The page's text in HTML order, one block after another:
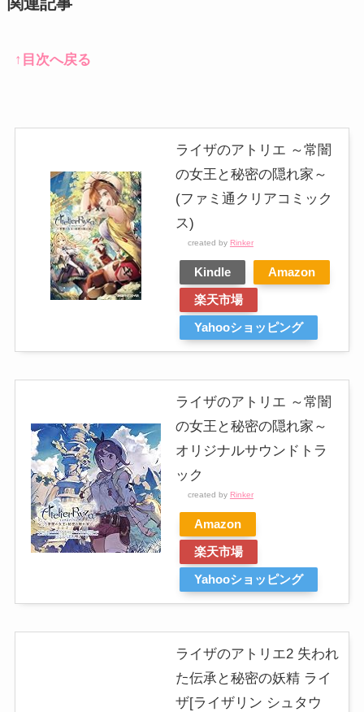
↑目次へ戻る
ライザのアトリエ ～常闇
の女王と秘密の隠れ家～
(ファミ通クリアコミック
ス)
created by Rinker
Kindle
Amazon
楽天市場
Yahooショッピング
ライザのアトリエ ～常闇
の女王と秘密の隠れ家～
オリジナルサウンドトラ
ック
created by Rinker
Amazon
楽天市場
Yahooショッピング
ライザのアトリエ2 失われ
た伝承と秘密の妖精 ライ
ザ[ライザリン シュタウ